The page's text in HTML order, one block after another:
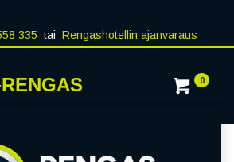
335 tai Rengashotellin ajanvaraus
0